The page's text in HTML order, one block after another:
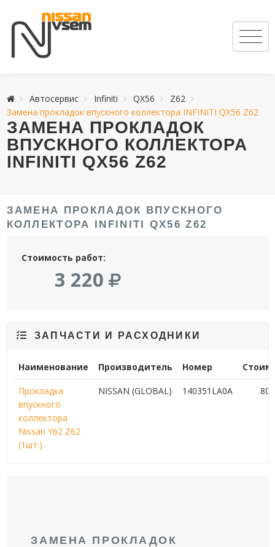
Автосервис Infiniti QX56
Z62
Замена прокладок впускного коллектора INFINITI QX56 Z62
ЗАМЕНА ПРОКЛАДОК
ВПУСКНОГО КОЛЛЕКТОРА
INFINITI QX56 Z62
ЗАМЕНА ПРОКЛАДОК ВПУСКНОГО
КОЛЛЕКТОРА INFINITI QX56 Z62
Стоимость работ:
3 220
ЗАПЧАСТИ И РАСХОДНИКИ
Наименование Производитель Номер
Прокладка
впускного
коллектора
Nissan Y62 Z62
(1шт.)
NISSAN (GLOBAL) 140351LA0A
ЗАМЕНА ПРОКЛАДОК